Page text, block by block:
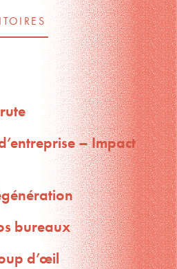
– Impact
bureaux
d’œil